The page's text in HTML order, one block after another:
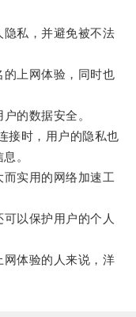
私，并避免被不法
上网体验，同时也
的数据安全。
时，用户的隐私也
。
实用的网络加速工
以保护用户的个人
体验的人来说，洋